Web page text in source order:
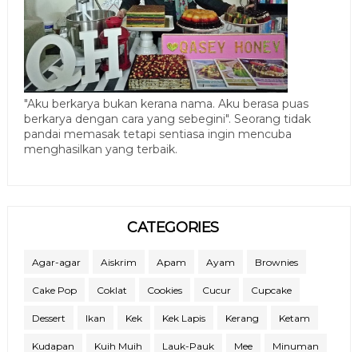
"Aku berkarya bukan kerana nama. Aku berasa puas
berkarya dengan cara yang sebegini". Seorang tidak
pandai memasak tetapi sentiasa ingin mencuba
menghasilkan yang terbaik.
CATEGORIES
Agar-agar Aiskrim Apam Ayam Brownies
Cake Pop Coklat Cookies Cucur Cupcake
Dessert Ikan Kek Kek Lapis Kerang Ketam
Kudapan Kuih Muih Lauk-Pauk Mee Minuman